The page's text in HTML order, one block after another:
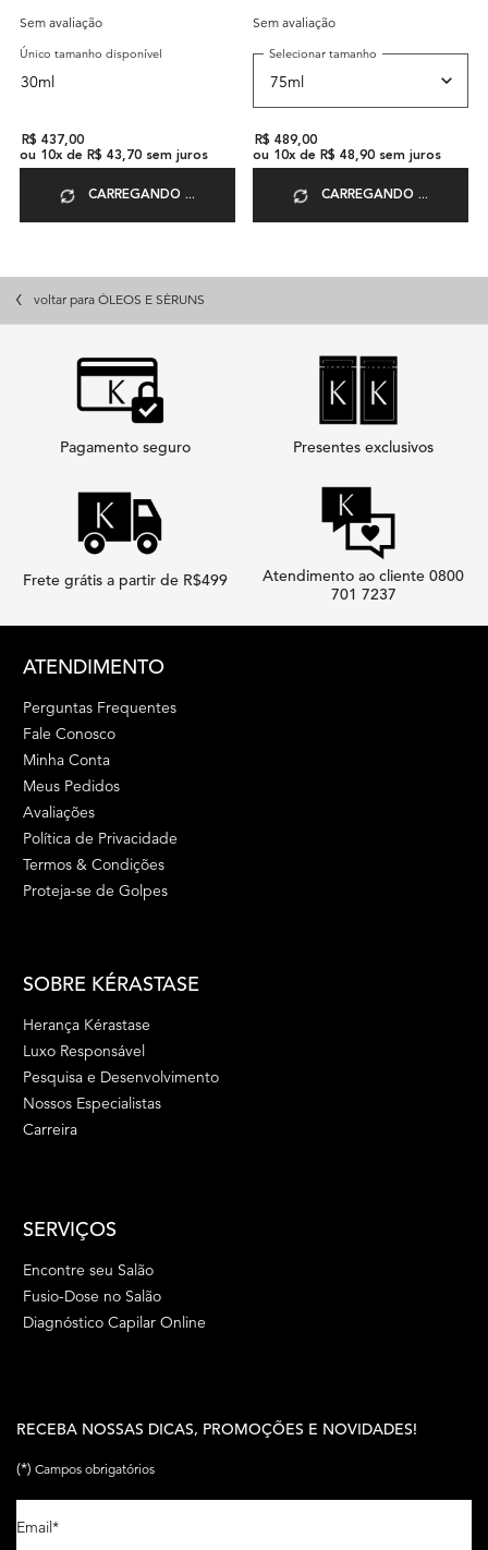
Sem avaliação
Único tamanho disponível
30ml
R$ 437,00
ou 10x de R$ 43,70 sem juros
CARREGANDO ...
Sem avaliação
Selecionar tamanho
R$ 489,00
ou 10x de R$ 48,90 sem juros
CARREGANDO ...
voltar para ÓLEOS E SÉRUNS
Pagamento seguro Presentes exclusivos
Frete grátis a partir de R$499
Atendimento ao cliente 0800
701 7237
ATENDIMENTO
Perguntas Frequentes
Fale Conosco
Minha Conta
Meus Pedidos
Avaliações
Política de Privacidade
Termos & Condições
Proteja-se de Golpes
SOBRE KÉRASTASE
Herança Kérastase
Luxo Responsável
Pesquisa e Desenvolvimento
Nossos Especialistas
Carreira
SERVIÇOS
Encontre seu Salão
Fusio-Dose no Salão
Diagnóstico Capilar Online
RECEBA NOSSAS DICAS, PROMOÇÕES E NOVIDADES!
(*) Campos obrigatórios
Email*